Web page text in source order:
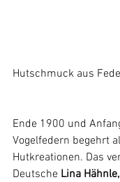
Hutschmuck aus
Ende 1900 und
Vogelfedern begehrt
Hutkreationen. Das
Deutsche Lina Hähnle,